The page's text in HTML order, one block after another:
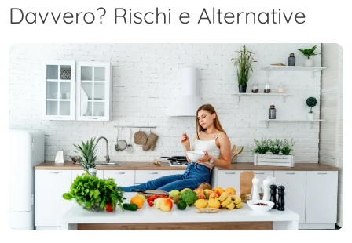
Davvero? Rischi e Alternative